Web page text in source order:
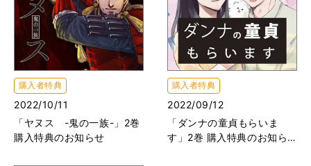
購入者特典
2022/10/11
「ヤヌス -鬼の一族-」2巻
購入特典のお知らせ
購入者特典
2022/09/12
「ダンナの童貞もらいま
す」2巻 購入特典のお知ら